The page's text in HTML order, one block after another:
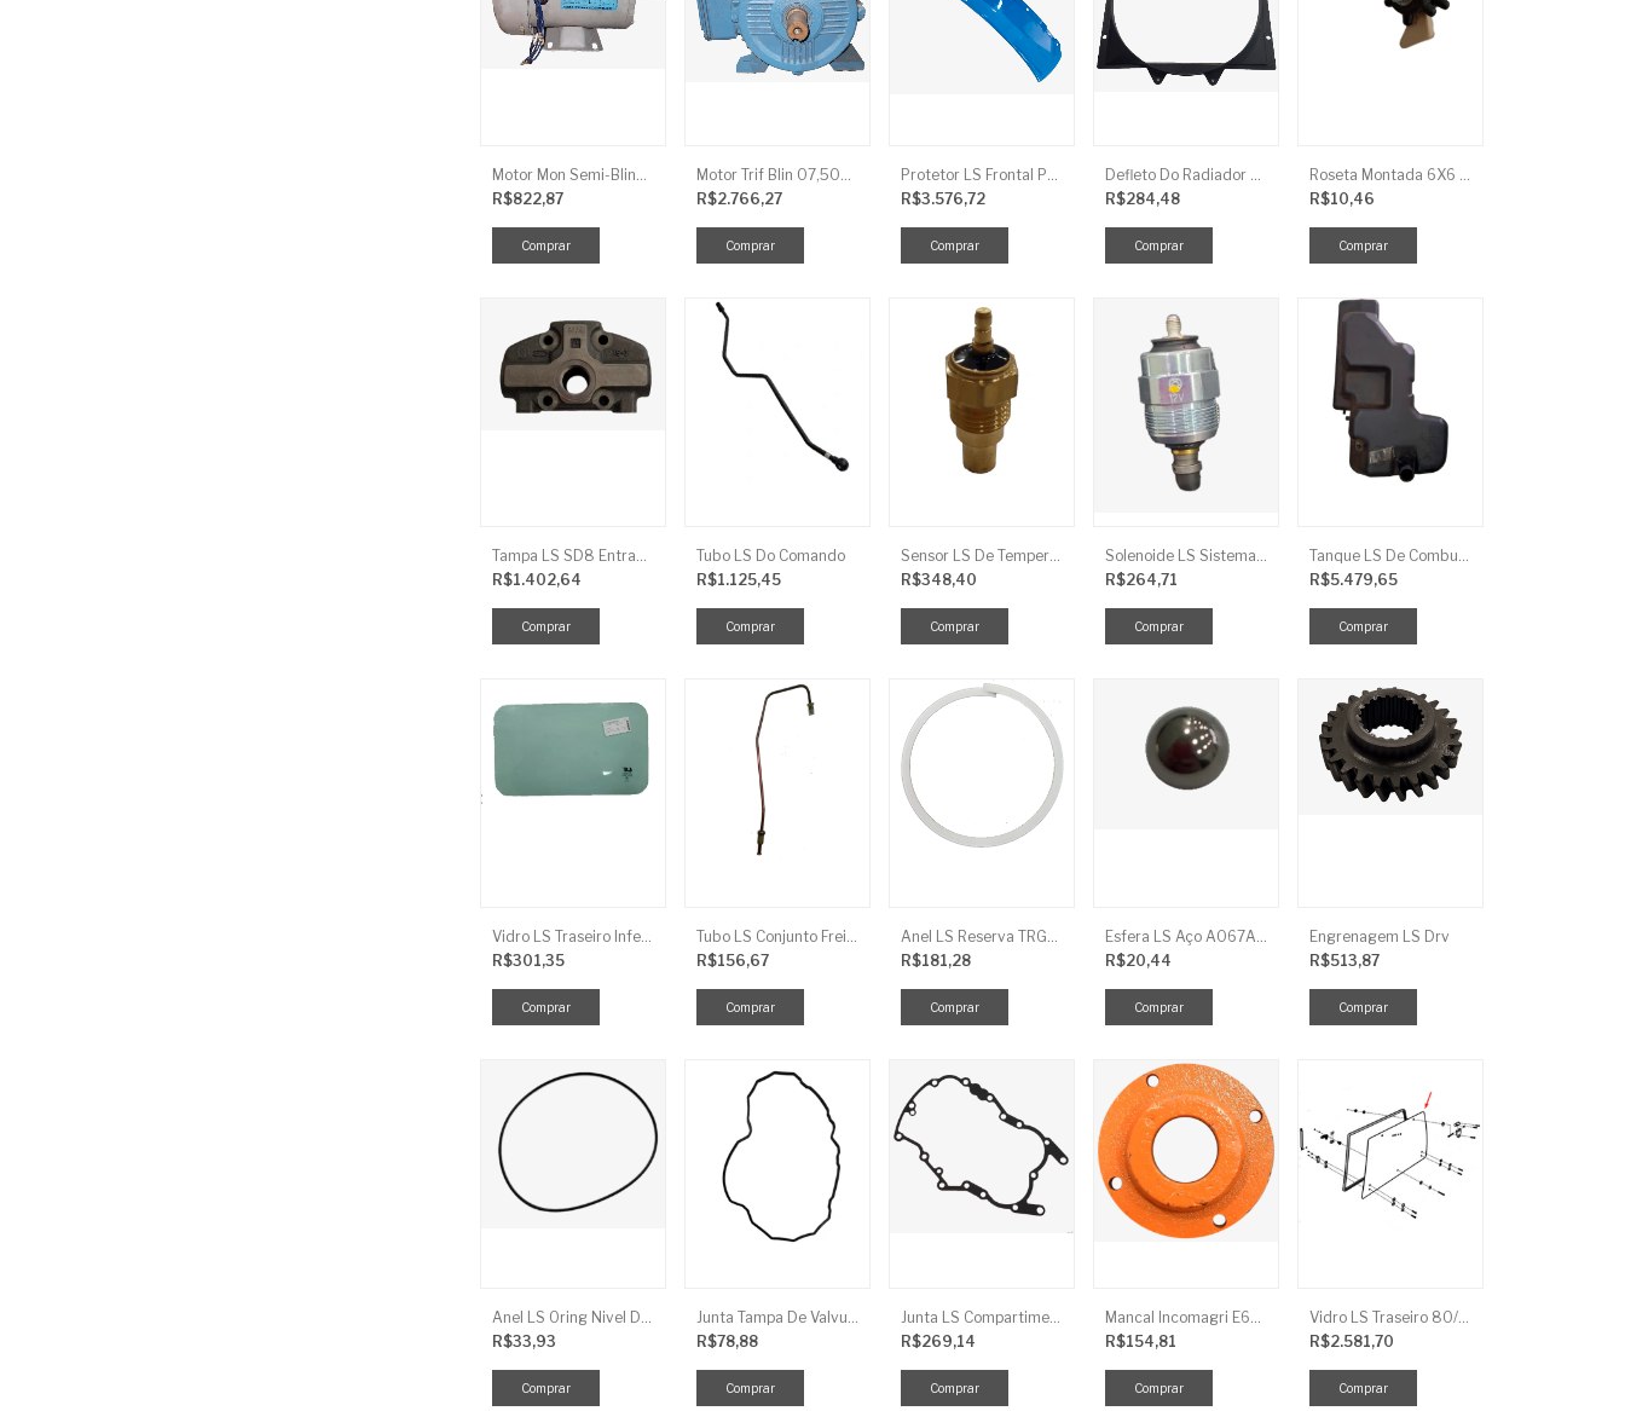
Motor Mon Semi-Blind 00,50CV 4P IP44
R$822,87
Motor Trif Blin 07,50CV 2P 04 V IP56
R$2.766,27
Protetor LS Frontal Para-Lama LE SBG870FCI
R$3.576,72
Defleto Do Radiador LS TRG170
R$284,48
Roseta Montada 6X6 Soja Universal
R$10,46
Tampa LS SD8 Entrada TRG 827
R$1.402,64
Tubo LS Do Comando
R$1.125,45
Sensor LS De Temperatura TRG750
R$348,40
Solenoide LS Sistema De Combustivel Q1250156
R$264,71
Tanque LS De Combustivel TRG040
R$5.479,65
Vidro LS Traseiro Inferior
R$301,35
Tubo LS Conjunto Freio LD F G670
R$156,67
Anel LS Reserva TRG826
R$181,28
Esfera LS Aço A067A006
R$20,44
Engrenagem LS Drv
R$513,87
Anel LS Oring Nivel De Oleo EGQ125
R$33,93
Junta Tampa De Valvula LS
R$78,88
Junta LS Compartimento Traseiro EGQ155
R$269,14
Mancal Incomagri E600
R$154,81
Vidro LS Traseiro 80/90/100
R$2.581,70